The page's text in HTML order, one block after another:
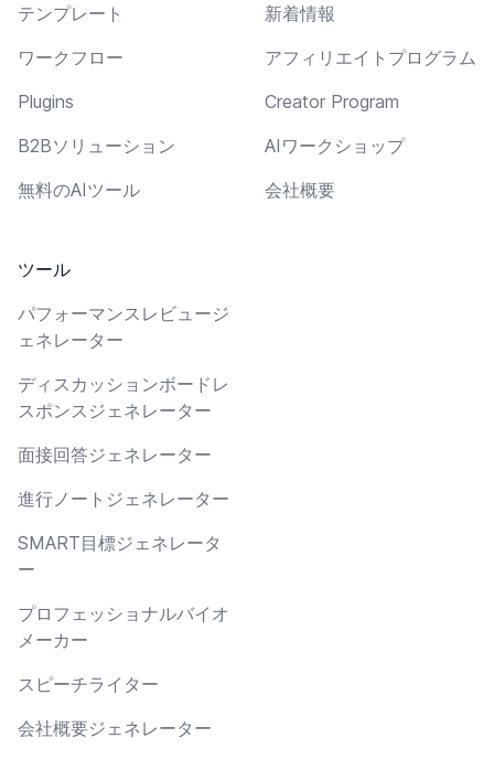
テンプレート
ワークフロー
Plugins
B2Bソリューション
無料のAIツール
ツール
パフォーマンスレビュージ
ェネレーター
ディスカッションボードレ
スポンスジェネレーター
面接回答ジェネレーター
進行ノートジェネレーター
SMART目標ジェネレータ
ー
プロフェッショナルバイオ
メーカー
スピーチライター
会社概要ジェネレーター
新着情報
アフィリエイトプログラム
Creator Program
AIワークショップ
会社概要